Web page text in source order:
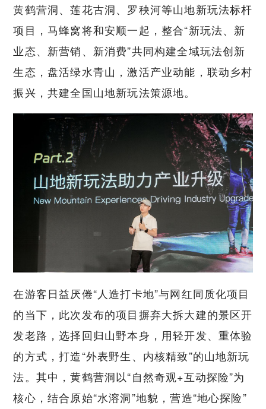
黄鹤营洞、莲花古洞、罗秧河等山地新玩法标杆
项目，马蜂窝将和安顺一起，整合“新玩法、新
业态、新营销、新消费”共同构建全域玩法创新
生态，盘活绿水青山，激活产业动能，联动乡村
振兴，共建全国山地新玩法策源地。
在游客日益厌倦“人造打卡地”与网红同质化项目
的当下，此次发布的项目摒弃大拆大建的景区开
发老路，选择回归山野本身，用轻开发、重体验
的方式，打造“外表野生、内核精致”的山地新玩
法。其中，黄鹤营洞以“自然奇观+互动探险”为
核心，结合原始“水溶洞”地貌，营造“地心探险”